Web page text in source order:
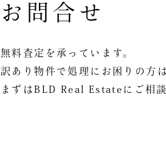
お問合せ
無料査定を承っています。
訳あり物件で処理にお困りの方は
まずはBLD Real Estateにご相談